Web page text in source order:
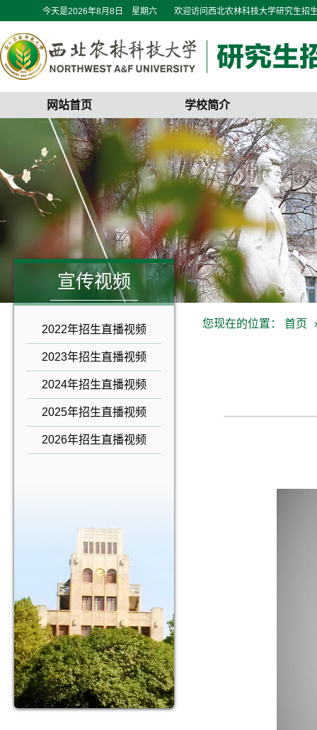
今天是2026年8月8日 星期六 欢迎访问西北农林科技大学研究生招
网站首页 学校简介
宣传视频
2022年招生直播视频
2023年招生直播视频
2024年招生直播视频
2025年招生直播视频
2026年招生直播视频
您现在的位置： 首页